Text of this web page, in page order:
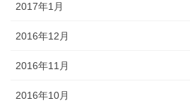
2017年1月
2016年12月
2016年11月
2016年10月